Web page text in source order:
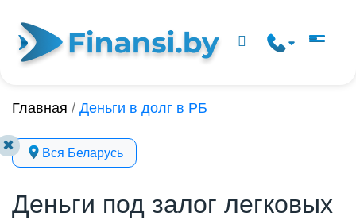
✖
Главная / Деньги в долг в РБ
Вся Беларусь
Деньги под залог легковых